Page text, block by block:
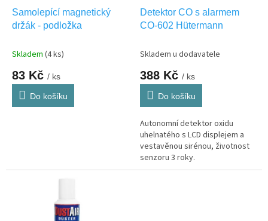
Samolepící magnetický
držák - podložka
Skladem (4 ks)
83 Kč / ks
Do košíku
Detektor CO s alarmem
CO-602 Hütermann
Skladem u dodavatele
388 Kč / ks
Do košíku
Autonomní detektor oxidu
uhelnatého s LCD displejem a
vestavěnou sirénou, životnost
senzoru 3 roky.